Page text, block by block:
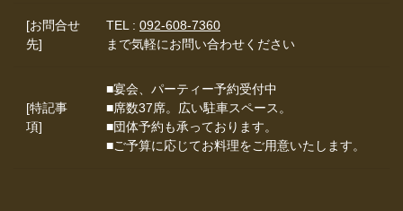
[お問合せ
先]
TEL : 092-608-7360
まで気軽にお問い合わせください
[特記事
項]
■宴会、パーティー予約受付中
■席数37席。広い駐車スペース。
■団体予約も承っております。
■ご予算に応じてお料理をご用意いたします。